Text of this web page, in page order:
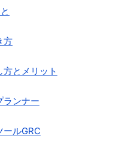
方
とメリット
ランナー
ールGRC